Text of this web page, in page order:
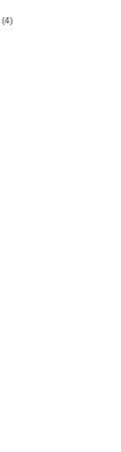
(4)